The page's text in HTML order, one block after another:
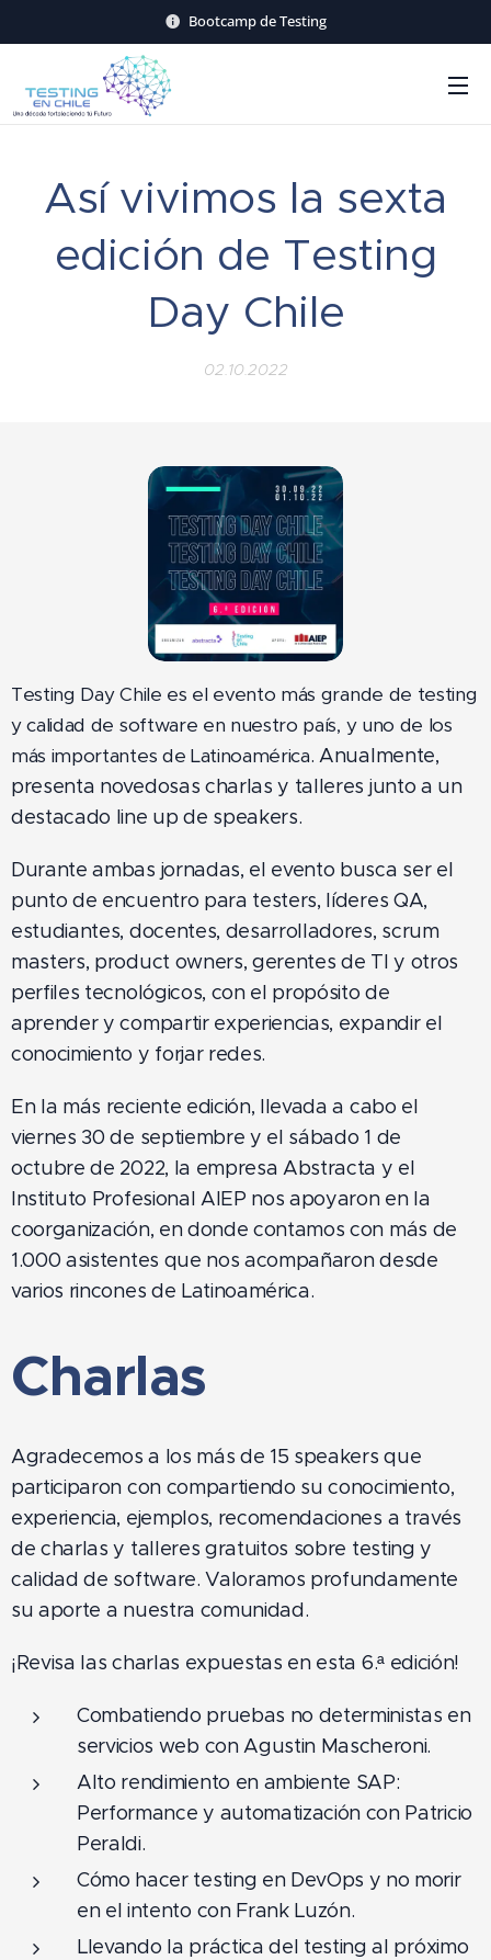
Bootcamp de Testing
Así vivimos la sexta
edición de Testing
Day Chile
02.10.2022
Testing Day Chile es el evento más grande de testing
y calidad de software en nuestro país, y uno de los
más importantes de Latinoamérica. Anualmente,
presenta novedosas charlas y talleres junto a un
destacado line up de speakers.
Durante ambas jornadas, el evento busca ser el
punto de encuentro para testers, líderes QA,
estudiantes, docentes, desarrolladores, scrum
masters, product owners, gerentes de TI y otros
perfiles tecnológicos, con el propósito de
aprender y compartir experiencias, expandir el
conocimiento y forjar redes.
En la más reciente edición, llevada a cabo el
viernes 30 de septiembre y el sábado 1 de
octubre de 2022, la empresa Abstracta y el
Instituto Profesional AIEP nos apoyaron en la
coorganización, en donde contamos con más de
1.000 asistentes que nos acompañaron desde
varios rincones de Latinoamérica.
Charlas
Agradecemos a los más de 15 speakers que
participaron con compartiendo su conocimiento,
experiencia, ejemplos, recomendaciones a través
de charlas y talleres gratuitos sobre testing y
calidad de software. Valoramos profundamente
su aporte a nuestra comunidad.
¡Revisa las charlas expuestas en esta 6.ª edición!
Combatiendo pruebas no deterministas en
servicios web con Agustin Mascheroni.
Alto rendimiento en ambiente SAP:
Performance y automatización con Patricio
Peraldi.
Cómo hacer testing en DevOps y no morir
en el intento con Frank Luzón.
Llevando la práctica del testing al próximo